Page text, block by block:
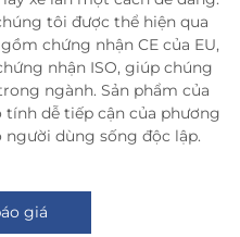
tôi được thể hiện qua
chứng nhận CE của EU,
nhận ISO, giúp chúng
ngành. Sản phẩm của
dễ tiếp cận của phương
dùng sống độc lập.
giá